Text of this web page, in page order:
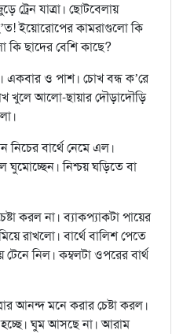
যাত্রা। ছোটবেলায়
ইয়োরোপের কামরাগুলো কি
কি ছাদের বেশি কাছে?
ও পাশ। চোখ বন্ধ ক’রে
খুলে আলো-ছায়ার দৌড়াদৌড়ি
বার্থে নেমে এল।
ঘুমোচ্ছেন। নিশ্চয় ঘড়িতে বা
করল না। ব‍্যাকপ‍্যাকটা পায়ের
রাখলো। বার্থে বালিশ পেতে
নিল। কম্বলটা ওপরের বার্থ
আনন্দ মনে করার চেষ্টা করল।
হচ্ছে। ঘুম আসছে না। আরাম